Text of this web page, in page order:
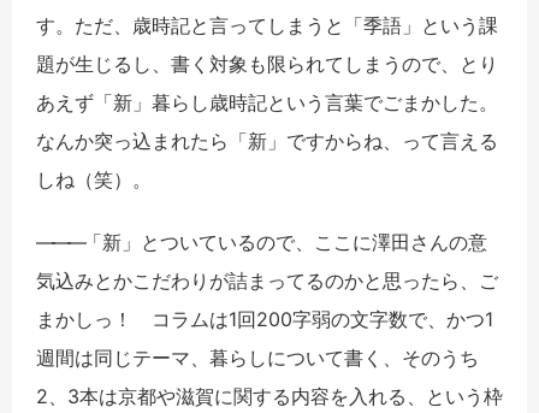
す。ただ、歳時記と言ってしまうと「季語」という課
題が生じるし、書く対象も限られてしまうので、とり
あえず「新」暮らし歳時記という言葉でごまかした。
なんか突っ込まれたら「新」ですからね、って言える
しね（笑）。
―――「新」とついているので、ここに澤田さんの意
気込みとかこだわりが詰まってるのかと思ったら、ご
まかしっ！ コラムは1回200字弱の文字数で、かつ1
週間は同じテーマ、暮らしについて書く、そのうち
2、3本は京都や滋賀に関する内容を入れる、という枠